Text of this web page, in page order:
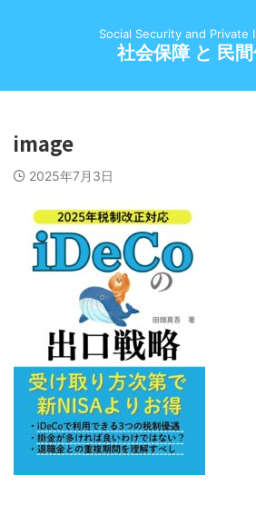
Social Security and Private
社会保障 と 民
image
2025年7月3日